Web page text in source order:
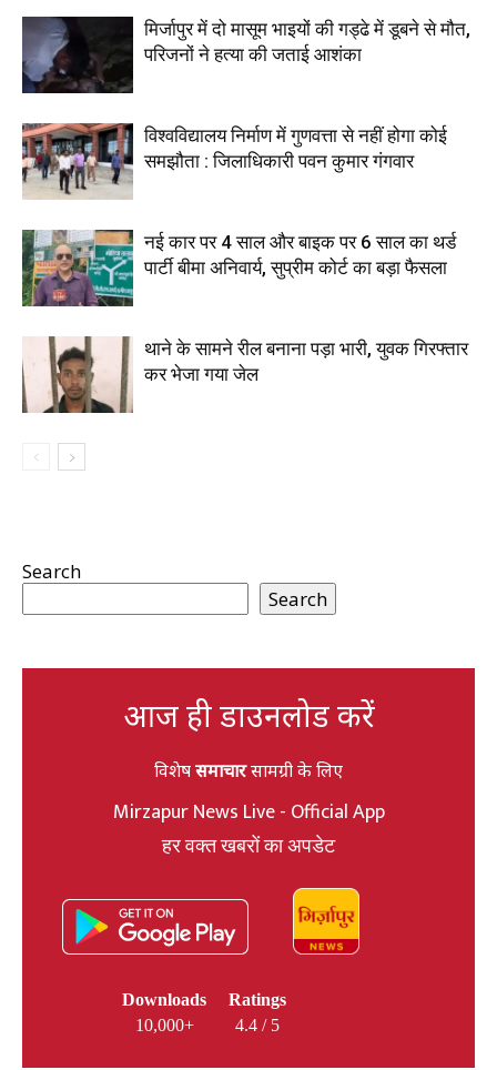
मिर्जापुर में दो मासूम भाइयों की गड्ढे में डूबने से मौत,
परिजनों ने हत्या की जताई आशंका
विश्वविद्यालय निर्माण में गुणवत्ता से नहीं होगा कोई
समझौता : जिलाधिकारी पवन कुमार गंगवार
नई कार पर 4 साल और बाइक पर 6 साल का थर्ड
पार्टी बीमा अनिवार्य, सुप्रीम कोर्ट का बड़ा फैसला
थाने के सामने रील बनाना पड़ा भारी, युवक गिरफ्तार
कर भेजा गया जेल
Search
Search
आज ही डाउनलोड करें
विशेषसमाचारसामग्री के लिए
Mirzapur News Live - Official App
हर वक्त खबरों का अपडेट
Downloads
10,000+
Ratings
4.4 / 5